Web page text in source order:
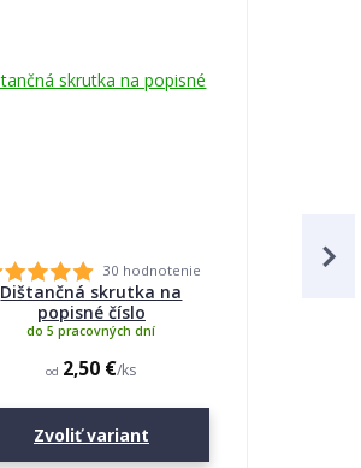
30 hodnotenie
Dištančná skrutka na
popisné číslo
od 2,50 €/ks
do 5 pracovných dní
Zvoliť variant